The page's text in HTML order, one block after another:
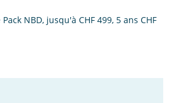
NBD, jusqu'à CHF 499, 5 ans CHF